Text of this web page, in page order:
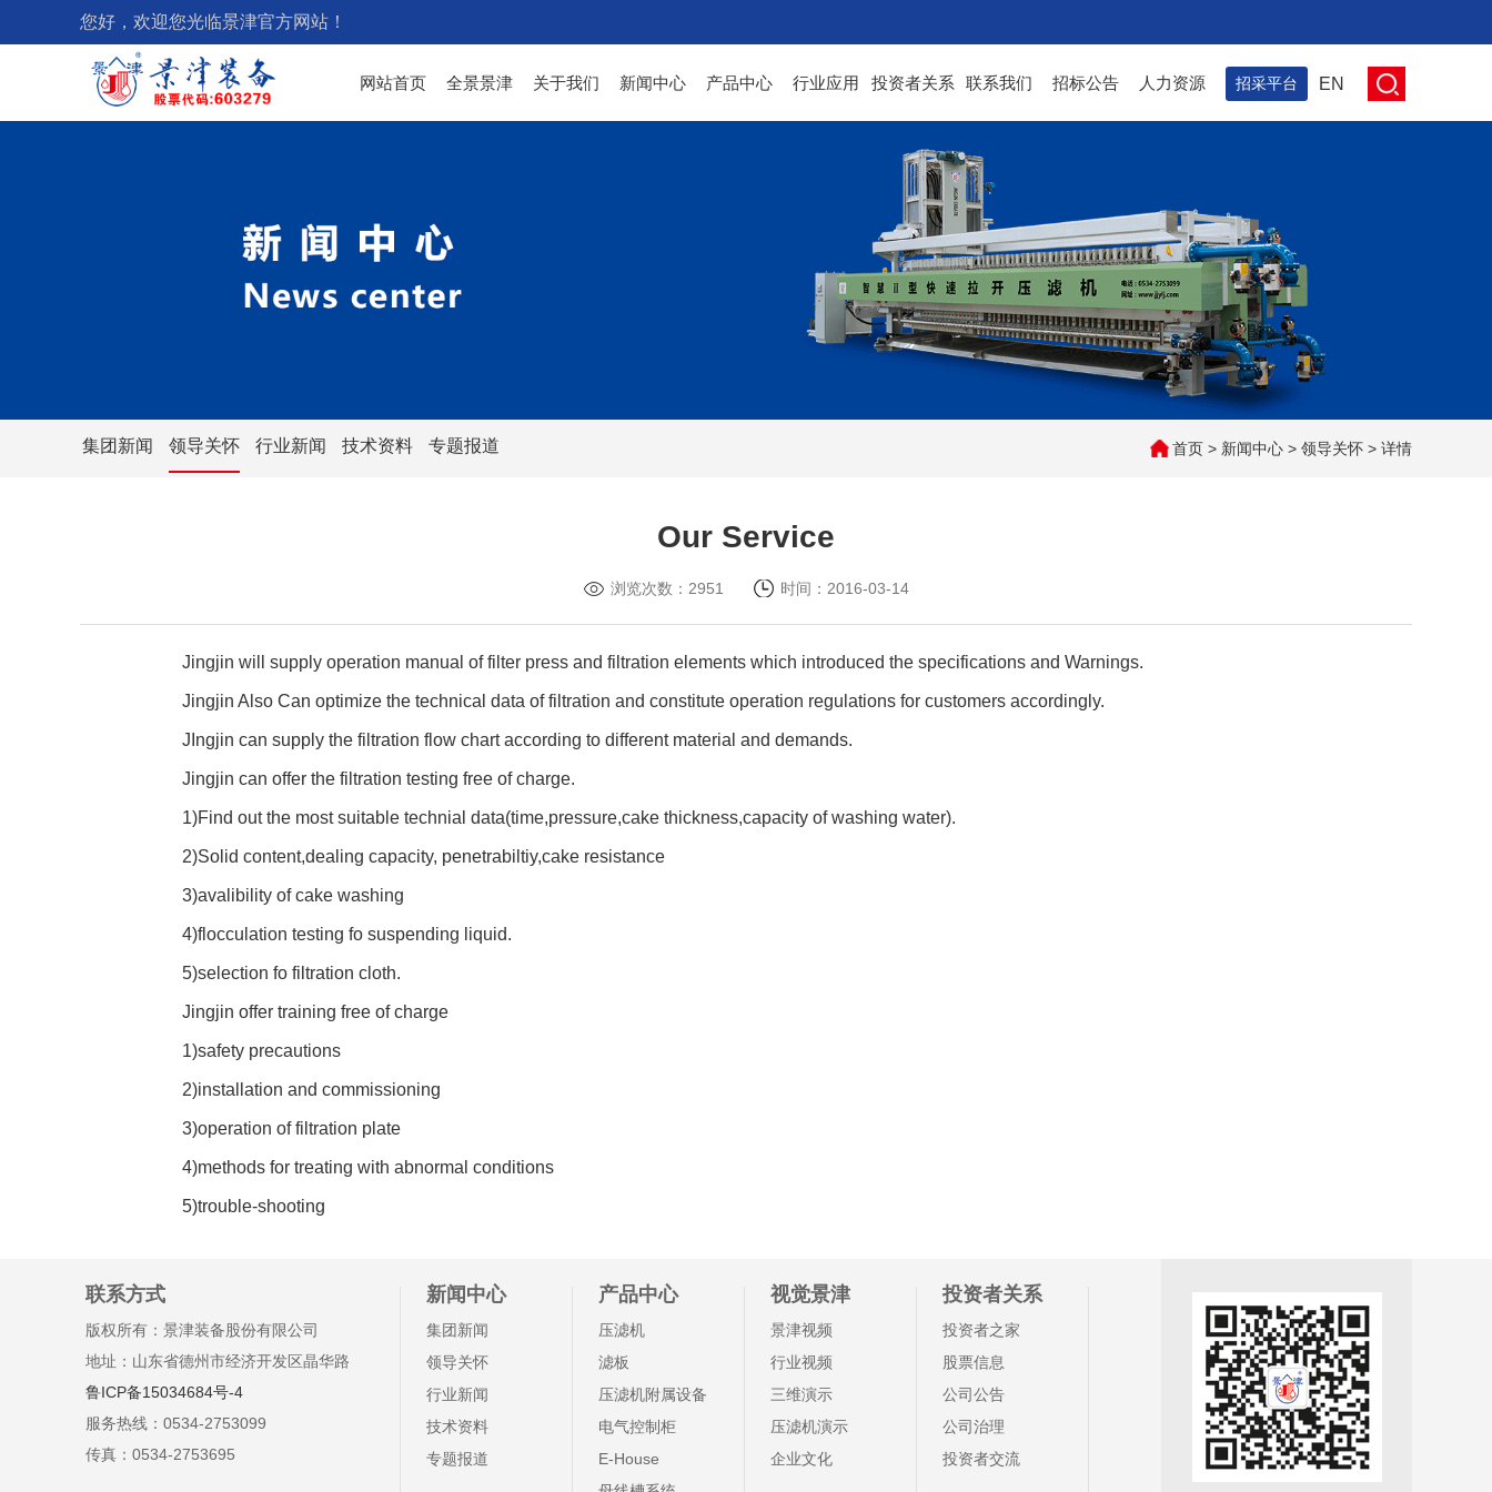
您好，欢迎您光临景津官方网站！
网站首页 全景景津 关于我们 新闻中心 产品中心 行业应用 投资者关系 联系我们 招标公告 人力资源 招采平台 EN
集团新闻 领导关怀 行业新闻 技术资料 专题报道 首页 > 新闻中心 > 领导关怀 > 详情
Our Service
浏览次数： 2951 时间：2016-03-14
Jingjin will supply operation manual of filter press and filtration elements which introduced the specifications and Warnings.
Jingjin Also Can optimize the technical data of filtration and constitute operation regulations for customers accordingly.
JIngjin can supply the filtration flow chart according to different material and demands.
Jingjin can offer the filtration testing free of charge.
1)Find out the most suitable technial data(time,pressure,cake thickness,capacity of washing water).
2)Solid content,dealing capacity, penetrabiltiy,cake resistance
3)avalibility of cake washing
4)flocculation testing fo suspending liquid.
5)selection fo filtration cloth.
Jingjin offer training free of charge
1)safety precautions
2)installation and commissioning
3)operation of filtration plate
4)methods for treating with abnormal conditions
5)trouble-shooting
联系方式
版权所有：景津装备股份有限公司
地址：山东省德州市经济开发区晶华路
鲁ICP备15034684号-4
服务热线：0534-2753099
传真：0534-2753695
新闻中心
集团新闻
领导关怀
行业新闻
技术资料
专题报道
产品中心
压滤机
滤板
压滤机附属设备
电气控制柜
E-House
视觉景津
景津视频
行业视频
三维演示
压滤机演示
企业文化
投资者关系
投资者之家
股票信息
公司公告
公司治理
投资者交流